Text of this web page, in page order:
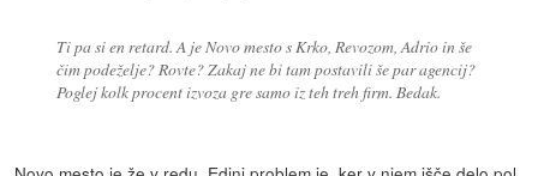
Ti pa si en retard. A je Novo mesto s Krko, Revozom, Adrio in še
čim podeželje? Rovte? Zakaj ne bi tam postavili še par agencij?
Poglej kolk procent izvoza gre samo iz teh treh firm. Bedak.